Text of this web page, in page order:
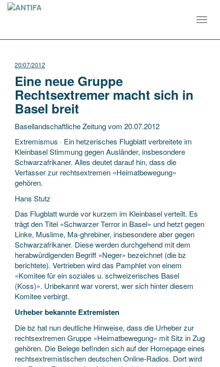
20/07/2012
Eine neue Gruppe
Rechtsextremer macht sich in
Basel breit
Basellandschaftliche Zeitung vom 20.07.2012
Extremismus · Ein hetzerisches Flugblatt verbreitete im
Kleinbasel Stimmung gegen Ausländer, insbesondere
Schwarzafrikaner. Alles deutet darauf hin, dass die
Verfasser zur rechtsextremen «Heimatbewegung»
gehören.
Hans Stutz
Das Flugblatt wurde vor kurzem im Kleinbasel verteilt. Es
trägt den Titel «Schwarzer Terror in Basel» und hetzt gegen
Linke, Muslime, Ma-ghrebiner, insbesondere aber gegen
Schwarzafrikaner. Diese werden durchgehend mit dem
herabwürdigenden Begriff «Neger» bezeichnet (die bz
berichtete). Vertrieben wird das Pamphlet von einem
«Komitee für ein soziales u. schweizerisches Basel
(Koss)». Unbekannt war vorerst, wer sich hinter diesem
Komitee verbirgt.
Urheber bekannte Extremisten
Die bz hat nun deutliche Hinweise, dass die Urheber zur
rechtsextremen Gruppe «Heimatbewegung» mit Sitz in Zug
gehören. Die Belege befinden sich auf der Homepage eines
rechtsextremistischen deutschen Online-Radios. Dort wird